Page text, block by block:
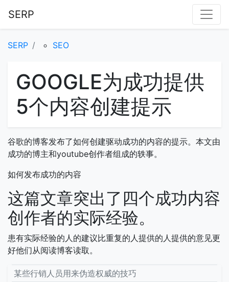
SERP
SERP SEO
GOOGLE为成功提供
5个内容创建提示
谷歌的博客发布了如何创建驱动成功的内容的提示。本文由
成功的博主和youtube创作者组成的轶事。
如何发布成功的内容
这篇文章突出了四个成功内容
创作者的实际经验。
患有实际经验的人的建议比重复的人提供的人提供的意见更
好他们从阅读博客读取。
某些行销人员用来伪造权威的技巧